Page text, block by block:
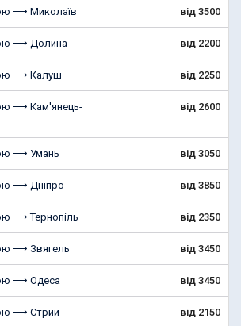
⟶ Миколаїв від 3500
⟶ Долина від 2200
⟶ Калуш від 2250
⟶ Кам'янець-
від 2600
⟶ Умань від 3050
⟶ Дніпро від 3850
⟶ Тернопіль від 2350
⟶ Звягель від 3450
⟶ Одеса від 3450
⟶ Стрий від 2150